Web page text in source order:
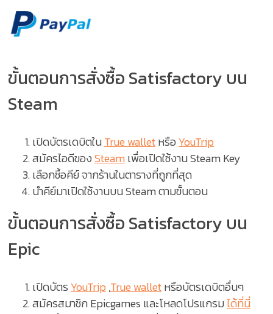
ขั้นตอนการสั่งซื้อ Satisfactory บน
Steam
เปิดบัตรเดบิตในTrue walletหรือYouTrip
สมัครไอดีของSteamเพื่อเปิดใช้งาน Steam Key
เลือกซื้อคีย์ จากร้านในตารางที่ถูกที่สุด
นำคีย์มาเปิดใช้งานบน Steam ตามขั้นตอน
ขั้นตอนการสั่งซื้อ Satisfactory บน
Epic
เปิดบัตรYouTrip,True walletหรือบัตรเดบิตอื่นๆ
สมัครสมาชิก Epicgames และโหลดโปรแกรมได้ที่นี่